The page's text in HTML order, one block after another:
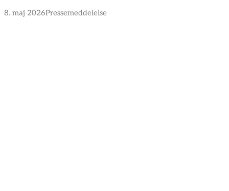
8. maj 2026Pressemeddelelse